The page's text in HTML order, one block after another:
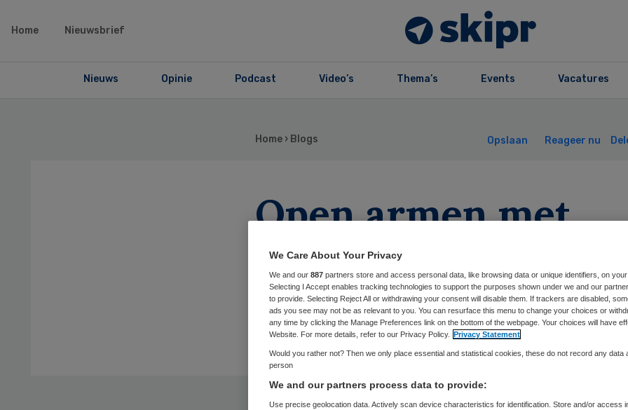
Home Nieuwsbrief
Nieuws Opinie Podcast Video’s Thema’s Events Vacatures
Home › Blogs Opslaan Reageer nu
Open armen met
kennis
Gea Broekema-Procházka21 september 2015,09:00 28
Het is vandaag Wereld Alzheimer Dag. En er is nog steeds
We Care About Your Privacy
We and our 887 partners store and access personal data, like browsing data or unique identifiers, on your
Selecting I Accept enables tracking technologies to support the purposes shown under we and our
to provide. Selecting Reject All or withdrawing your consent will disable them. If trackers are disabled,
ads you see may not be as relevant to you. You can resurface this menu to change your choices or
any time by clicking the Manage Preferences link on the bottom of the webpage. Your choices will have
Website. For more details, refer to our Privacy Policy. Privacy Statement
Would you rather not? Then we only place essential and statistical cookies, these do not record any data
person
We and our partners process data to provide:
Use precise geolocation data. Actively scan device characteristics for identification. Store and/or access